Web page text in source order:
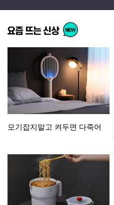
모기잡지말고 켜두면 다죽어